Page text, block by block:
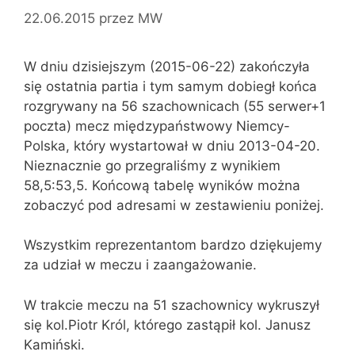
22.06.2015 przez MW
W dniu dzisiejszym (2015-06-22) zakończyła
się ostatnia partia i tym samym dobiegł końca
rozgrywany na 56 szachownicach (55 serwer+1
poczta) mecz międzypaństwowy Niemcy-
Polska, który wystartował w dniu 2013-04-20.
Nieznacznie go przegraliśmy z wynikiem
58,5:53,5. Końcową tabelę wyników można
zobaczyć pod adresami w zestawieniu poniżej.
Wszystkim reprezentantom bardzo dziękujemy
za udział w meczu i zaangażowanie.
W trakcie meczu na 51 szachownicy wykruszył
się kol.Piotr Król, którego zastąpił kol. Janusz
Kamiński.